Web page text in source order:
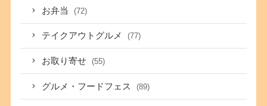
お弁当 (72)
テイクアウトグルメ (77)
お取り寄せ (55)
グルメ・フードフェス (89)